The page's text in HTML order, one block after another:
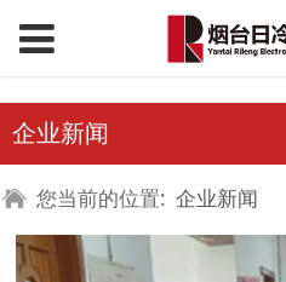
企业新闻
您当前的位置: 企业新闻